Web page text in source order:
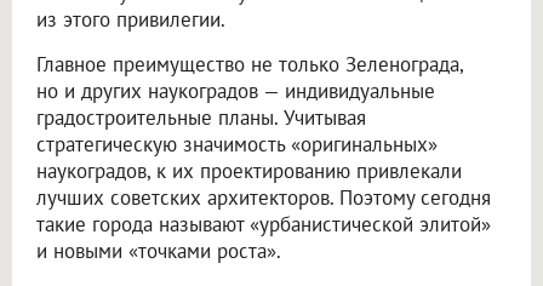
из этого привилегии.
Главное преимущество не только Зеленограда,
но и других наукоградов — индивидуальные
градостроительные планы. Учитывая
стратегическую значимость «оригинальных»
наукоградов, к их проектированию привлекали
лучших советских архитекторов. Поэтому сегодня
такие города называют «урбанистической элитой»
и новыми «точками роста».